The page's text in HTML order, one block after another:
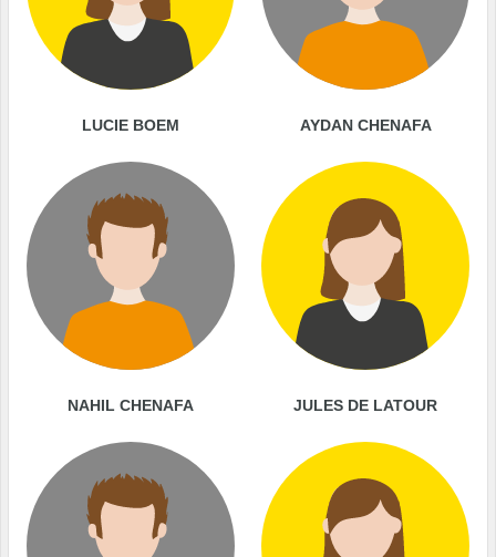
LUCIE BOEM AYDAN CHENAFA
NAHIL CHENAFA JULES DE LATOUR